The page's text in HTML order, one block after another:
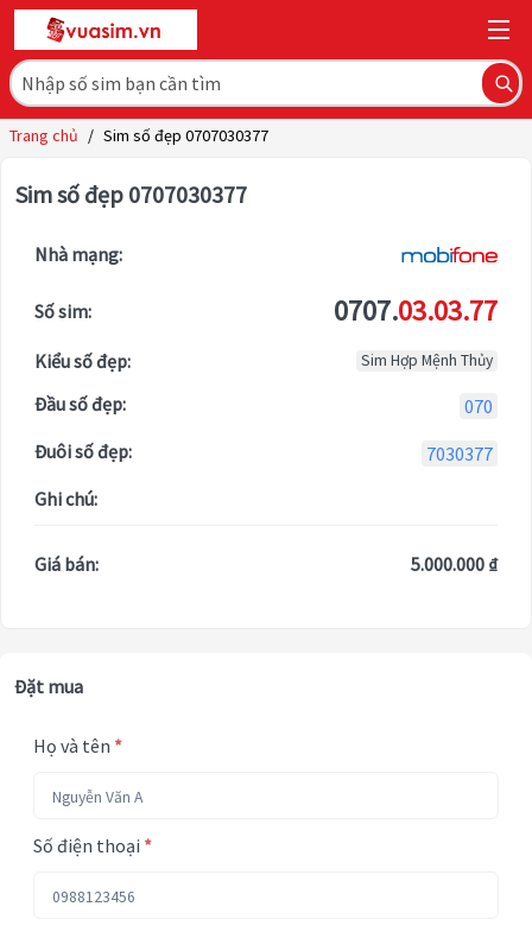
Trang chủ / Sim số đẹp 0707030377
Sim số đẹp 0707030377
Nhà mạng:
Số sim: 0707.03.03.77
Kiểu số đẹp: Sim Hợp Mệnh Thủy
Đầu số đẹp:
070
Đuôi số đẹp:
7030377
Ghi chú:
Giá bán: 5.000.000 ₫
Đặt mua
Họ và tên *
Số điện thoại *